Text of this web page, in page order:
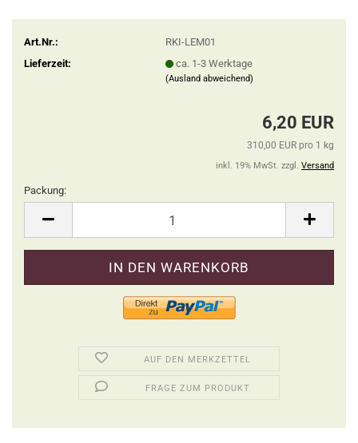
Art.Nr.:
RKI-LEM01
Lieferzeit:
ca. 1-3 Werktage
(Ausland abweichend)
6,20 EUR
310,00 EUR pro 1 kg
inkl. 19% MwSt. zzgl. Versand
Packung:
AUF DEN MERKZETTEL
FRAGE ZUM PRODUKT